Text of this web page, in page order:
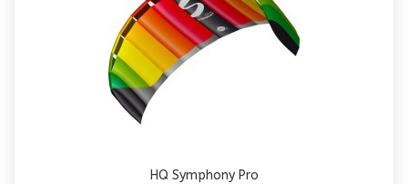
HQ Symphony Pro